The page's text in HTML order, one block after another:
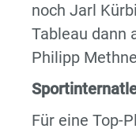
noch Jarl
Tableau dann
Philipp
Für eine Top-